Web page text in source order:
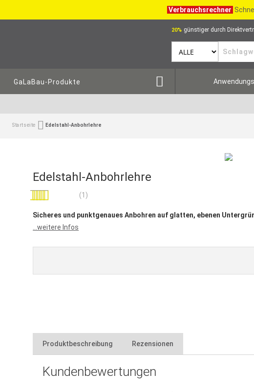
Verbrauchsrechner
20% günstiger durch
GaLaBau-Produkte
Startseite Edelstahl-Anbohrlehre
Edelstahl-Anbohrlehre
(1)
Sicheres und punktgenaues Anbohren auf glatten, ebenen
...weitere Infos
Produktbeschreibung
verhindert das Abrutschen von Bohrkronen auf glatten Fliesen
Rezensionen
Kundenbewertungen